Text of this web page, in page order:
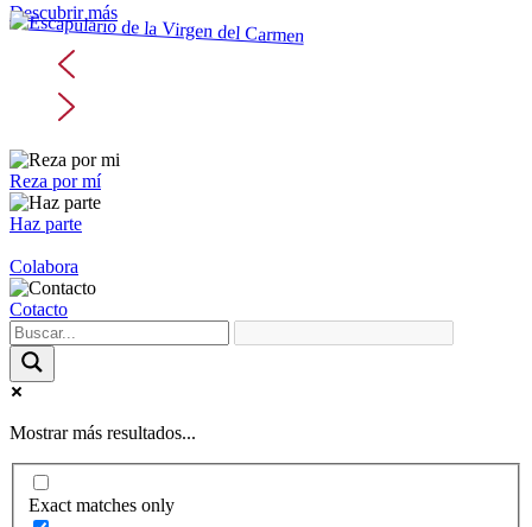
Descubrir más
Reza por mí
Haz parte
Colabora
Cotacto
Mostrar más resultados...
Exact matches only